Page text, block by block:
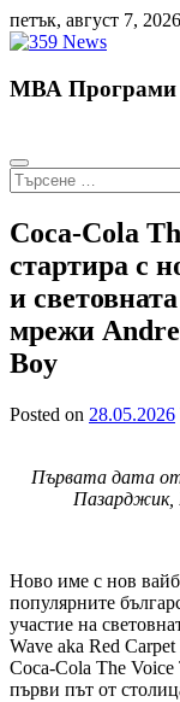
Skip
to
петък, август 7, 2026
МВА Програми
Търсене
за:
Coca-Cola
стартира с
и
мрежи
Boy
Posted on 28.05.2026
Първата дата от
Пазарджик,
Ново име с нов
популярните
участие на
Wave aka Red
Coca-Cola The Voice
първи път от